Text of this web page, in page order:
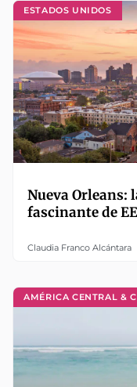
ESTADOS UNIDOS
Nueva Orleans:
fascinante de
Claudia Franco Alcántara
AMÉRICA CENTRAL &